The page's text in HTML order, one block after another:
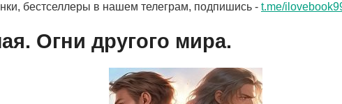
бестселлеры в нашем телеграм, подпишись - t.me/
Огни другого мира.